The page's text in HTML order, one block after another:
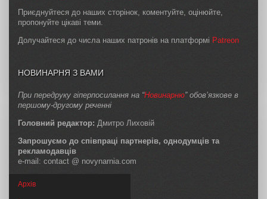
Приєднуйтеся до наших сторінок, коментуйте, оцінюйте,
пропонуйте цікаві теми.
Долучайтеся до числа наших патронів на платформі Patreon
НОВИНАРНЯ З ВАМИ
При передруку гіперпосилання на “Новинарню” обов’язкове в
першому-другому реченні
Головний редактор: Дмитро Лиховій
Запрошуємо до співпраці партнерів, однодумців та
рекламодавців
e-mail: contact @ novynarnia.com
Архів